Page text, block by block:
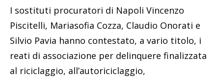
I sostituti procuratori di Napoli Vincenzo
Piscitelli, Mariasofia Cozza, Claudio Onorati e
Silvio Pavia hanno contestato, a vario titolo, i
reati di associazione per delinquere finalizzata
al riciclaggio, all’autoriciclaggio,